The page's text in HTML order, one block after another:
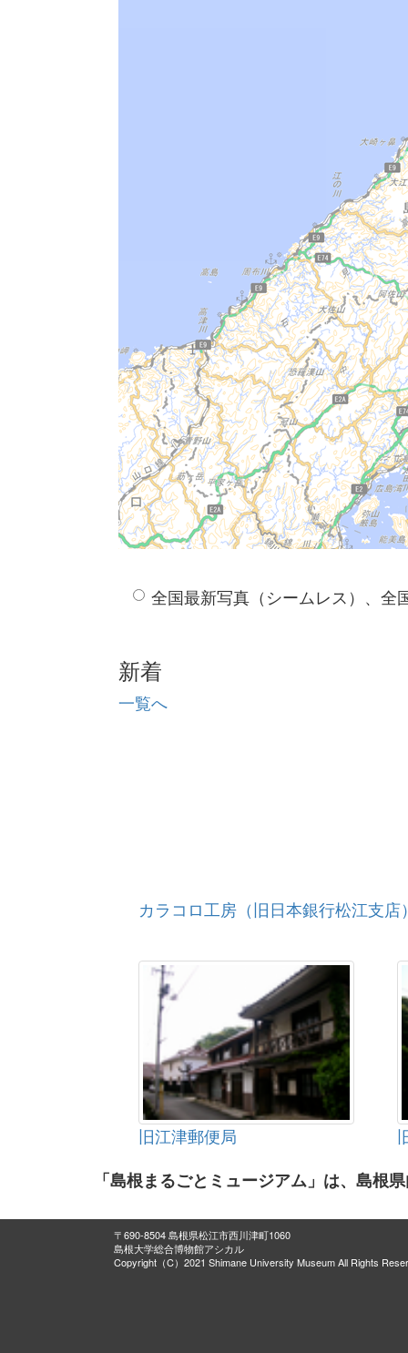
全国最新写真（シームレス）、全
新着
一覧へ
カラコロ工房（旧日本銀行松江支店
旧江津郵便局
「島根まるごとミュージアム」は、島根
〒690-8504 島根県松江市西川津町1060
島根大学総合博物館アシカル
Copyright（C）2021 Shimane University Museum All Rights